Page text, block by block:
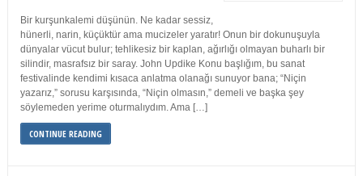
Bir kurşunkalemi düşünün. Ne kadar sessiz,
hünerli, narin, küçüktür ama mucizeler yaratır! Onun bir dokunuşuyla
dünyalar vücut bulur; tehlikesiz bir kaplan, ağırlığı olmayan buharlı bir
silindir, masrafsız bir saray. John Updike Konu başlığım, bu sanat
festivalinde kendimi kısaca anlatma olanağı sunuyor bana; “Niçin
yazarız,” sorusu karşısında, “Niçin olmasın,” demeli ve başka şey
söylemeden yerime oturmalıydım. Ama […]
CONTINUE READING